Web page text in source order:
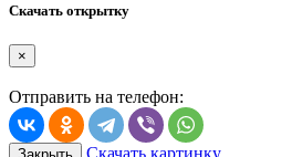
Скачать открытку
×
Отправить на телефон:
Скачать картинку